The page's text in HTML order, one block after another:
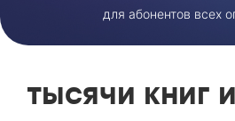
для абонентов всех
тысячи книг и